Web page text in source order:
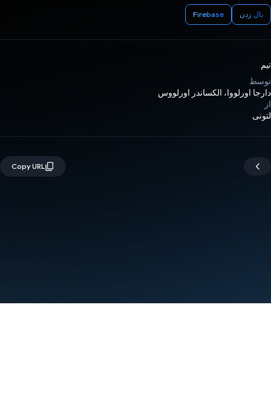
بال زدن Firebase
تیم
توسط
دارجا اورلووا، الکساندر اورلووس
از
لتونی